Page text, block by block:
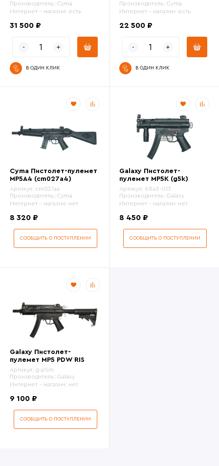
Производитель: Cyma
Интернет - магазин: есть
31 500 ₽
В ОДИН КЛИК
Производитель: Cyma
Интернет - магазин: есть
22 500 ₽
В ОДИН КЛИК
Cyma Пистолет-пулемет
MP5A4 (cm027a4)
Артикул: cm027a4
Производитель: Cyma
Интернет - магазин: нет
8 320 ₽
СООБЩИТЬ О ПОСТУПЛЕНИИ
Galaxy Пистолет-
пулемет MP5K (g5k)
Артикул: 6843-013
Производитель: Galaxy
Интернет - магазин: нет
8 450 ₽
СООБЩИТЬ О ПОСТУПЛЕНИИ
Galaxy Пистолет-
пулемет MP5 PDW RIS
Артикул: g-p5m
Производитель: Galaxy
Интернет - магазин: нет
9 100 ₽
СООБЩИТЬ О ПОСТУПЛЕНИИ